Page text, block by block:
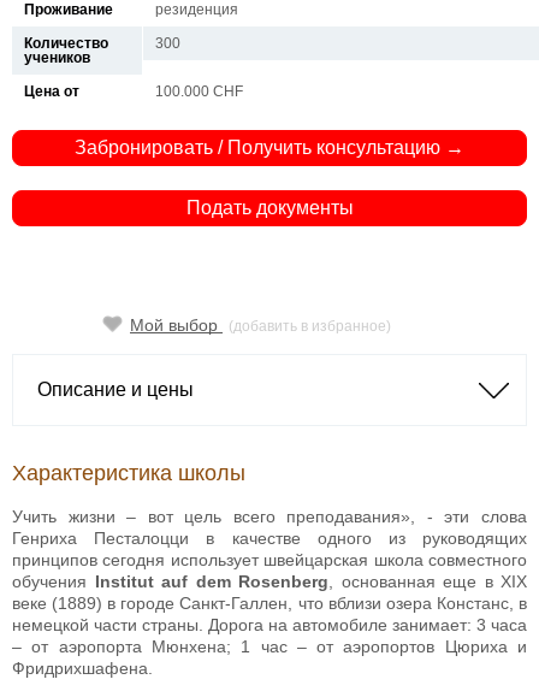
Проживание
резиденция
Количество
учеников
300
Цена от 100.000 CHF
Забронировать / Получить консультацию →
Подать документы
Мой выбор (добавить в избранное)
Описание и цены
Характеристика школы
Учить жизни – вот цель всего преподавания», - эти слова
Генриха Песталоцци в качестве одного из руководящих
принципов сегодня использует швейцарская школа совместного
обучения Institut auf dem Rosenberg , основанная еще в XIX
веке (1889) в городе Санкт-Галлен, что вблизи озера Констанс, в
немецкой части страны. Дорога на автомобиле занимает: 3 часа
– от аэропорта Мюнхена; 1 час – от аэропортов Цюриха и
Фридрихшафена.